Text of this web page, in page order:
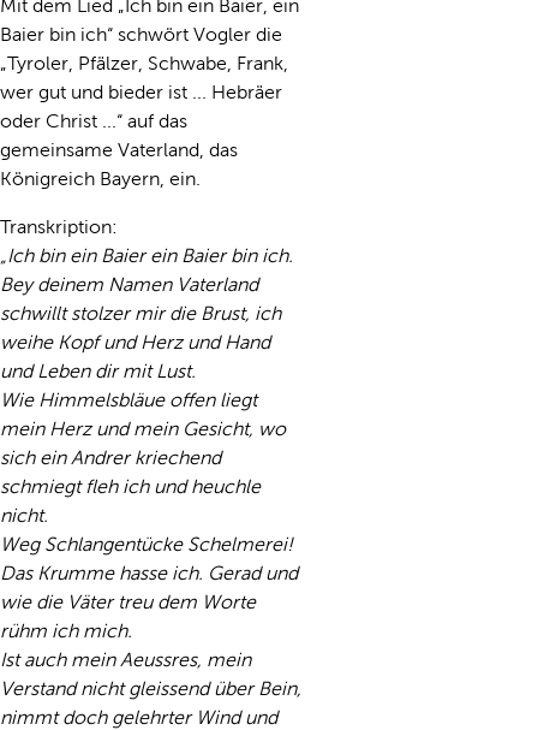
Mit dem Lied „Ich bin ein Baier, ein
Baier bin ich“ schwört Vogler die
„Tyroler, Pfälzer, Schwabe, Frank,
wer gut und bieder ist ... Hebräer
oder Christ ...“ auf das
gemeinsame Vaterland, das
Königreich Bayern, ein.
Transkription:
„Ich bin ein Baier ein Baier bin ich.
Bey deinem Namen Vaterland
schwillt stolzer mir die Brust, ich
weihe Kopf und Herz und Hand
und Leben dir mit Lust.
Wie Himmelsbläue offen liegt
mein Herz und mein Gesicht, wo
sich ein Andrer kriechend
schmiegt fleh ich und heuchle
nicht.
Weg Schlangentücke Schelmerei!
Das Krumme hasse ich. Gerad und
wie die Väter treu dem Worte
rühm ich mich.
Ist auch mein Aeussres, mein
Verstand nicht gleissend über Bein,
nimmt doch gelehrter Wind und